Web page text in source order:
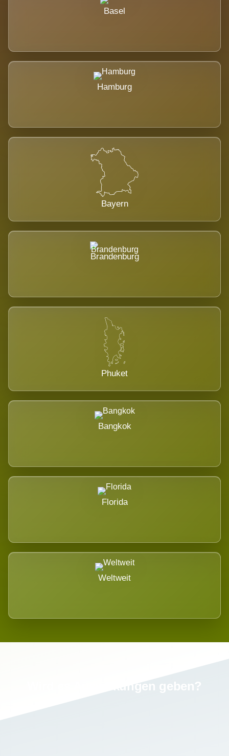
Basel
Hamburg
Bayern
Brandenburg
Phuket
Bangkok
Florida
Weltweit
Wird es Auswirkungen geben?